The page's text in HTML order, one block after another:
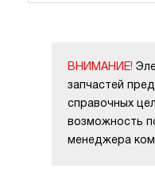
ВНИМАНИЕ!
запчастей
справочных
возможность
менеджера